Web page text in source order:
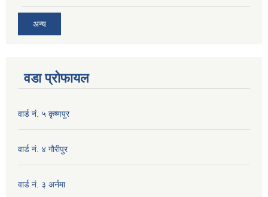
अन्य
वडा प्रोफायल
वार्ड नं. ५ कृष्णपुर
वार्ड नं. ४ गाैरीपुर
वार्ड नं. ३ अर्नमा